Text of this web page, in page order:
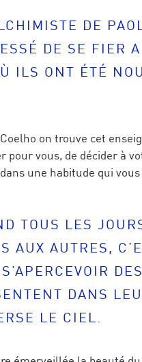
DE
DE SE FIER
ILS ONT ÉTÉ
on trouve cet
pour vous, de décider à
une habitude qui
TOUS LES
AUX AUTRES,
DANS
LE CIEL.